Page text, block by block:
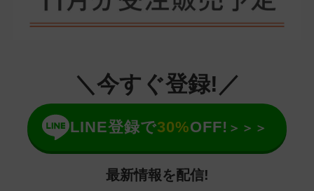
＼今すぐ登録!／
LINE登録で30%OFF! ＞＞＞
最新情報を配信!